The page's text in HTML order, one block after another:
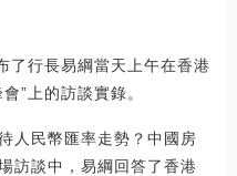
了行長易綱當天上午在香港
”上的訪談實錄。
人民幣匯率走勢？中國房
訪談中，易綱回答了香港